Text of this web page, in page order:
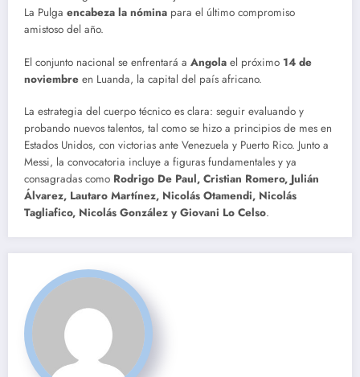
La Pulga encabeza la nómina para el último compromiso
amistoso del año.
El conjunto nacional se enfrentará a Angola el próximo 14 de
noviembre en Luanda, la capital del país africano.
La estrategia del cuerpo técnico es clara: seguir evaluando y
probando nuevos talentos, tal como se hizo a principios de mes en
Estados Unidos, con victorias ante Venezuela y Puerto Rico. Junto a
Messi, la convocatoria incluye a figuras fundamentales y ya
consagradas como Rodrigo De Paul, Cristian Romero, Julián
Álvarez, Lautaro Martínez, Nicolás Otamendi, Nicolás
Tagliafico, Nicolás González y Giovani Lo Celso.